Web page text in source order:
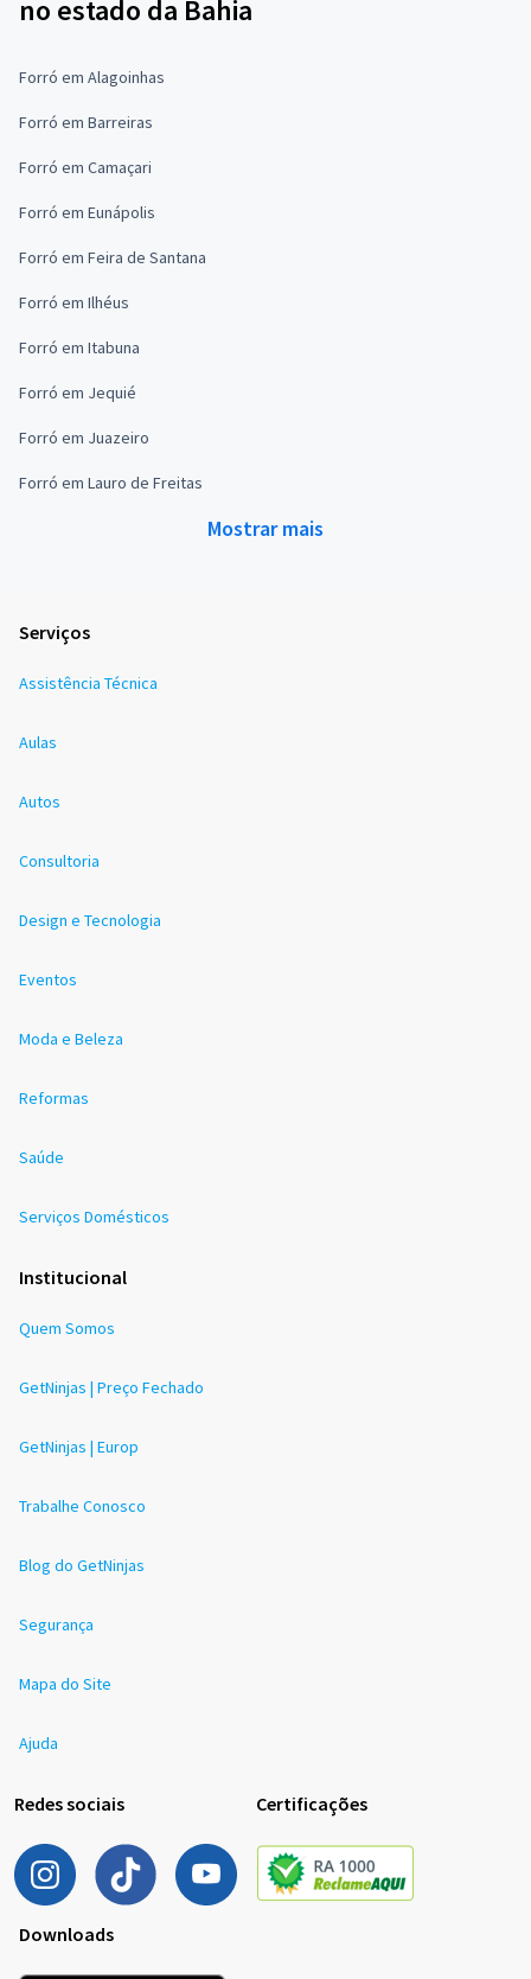
no estado da Bahia
Forró em Alagoinhas
Forró em Barreiras
Forró em Camaçari
Forró em Eunápolis
Forró em Feira de Santana
Forró em Ilhéus
Forró em Itabuna
Forró em Jequié
Forró em Juazeiro
Forró em Lauro de Freitas
Mostrar mais
Serviços
Assistência Técnica
Aulas
Autos
Consultoria
Design e Tecnologia
Eventos
Moda e Beleza
Reformas
Saúde
Serviços Domésticos
Institucional
Quem Somos
GetNinjas | Preço Fechado
GetNinjas | Europ
Trabalhe Conosco
Blog do GetNinjas
Segurança
Mapa do Site
Ajuda
Redes sociais Certificações
Downloads